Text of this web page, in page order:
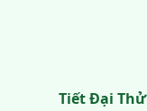
Tiết Đại Thử